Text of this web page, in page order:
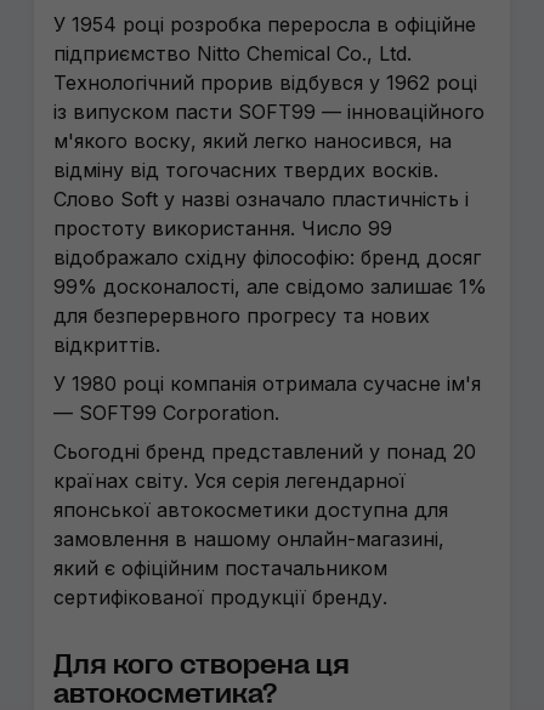
У 1954 році розробка переросла в офіційне
підприємство Nitto Chemical Co., Ltd.
Технологічний прорив відбувся у 1962 році
із випуском пасти SOFT99 — інноваційного
м'якого воску, який легко наносився, на
відміну від тогочасних твердих восків.
Слово Soft у назві означало пластичність і
простоту використання. Число 99
відображало східну філософію: бренд досяг
99% досконалості, але свідомо залишає 1%
для безперервного прогресу та нових
відкриттів.
У 1980 році компанія отримала сучасне ім'я
— SOFT99 Corporation.
Сьогодні бренд представлений у понад 20
країнах світу. Уся серія легендарної
японської автокосметики доступна для
замовлення в нашому онлайн-магазині,
який є офіційним постачальником
сертифікованої продукції бренду.
Для кого створена ця
автокосметика?